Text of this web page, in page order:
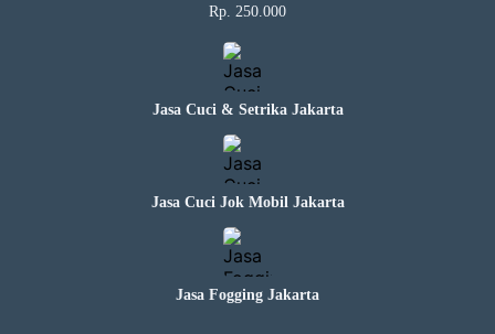
Rp. 250.000
Jasa Cuci & Setrika Jakarta
Jasa Cuci Jok Mobil Jakarta
Jasa Fogging Jakarta